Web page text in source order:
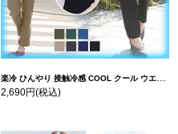
楽冷 ひんやり 接触冷感 COOL クール ウエストゴム 楽ちん ストレッチ 美脚 レギパン 【ストレッチ】 | 大きいサイズの通販ならハッピーマリリン
2,690円(税込)